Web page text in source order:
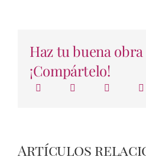
Haz tu buena
¡Compártelo!
Artículos